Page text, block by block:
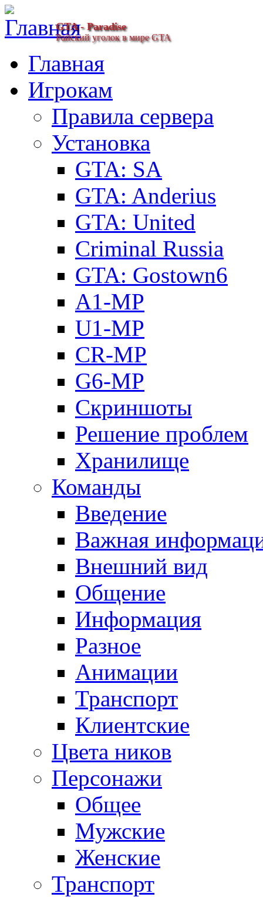
GTA - Paradise
Райский уголок в мире GTA
Главная
Игрокам
Правила сервера
Установка
GTA: SA
GTA: Anderius
GTA: United
Criminal Russia
GTA: Gostown6
A1-MP
U1-MP
CR-MP
G6-MP
Скриншоты
Решение проблем
Хранилище
Команды
Введение
Важная
Внешний вид
Общение
Информация
Разное
Анимации
Транспорт
Клиентские
Цвета ников
Персонажи
Общее
Мужские
Женские
Транспорт